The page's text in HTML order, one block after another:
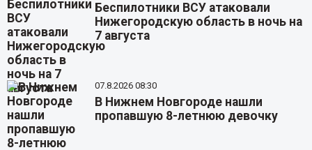
Беспилотники ВСУ атаковали
Нижегородскую область в ночь на
7 августа
07.8.2026 08:30
В Нижнем Новгороде нашли
пропавшую 8-летнюю девочку